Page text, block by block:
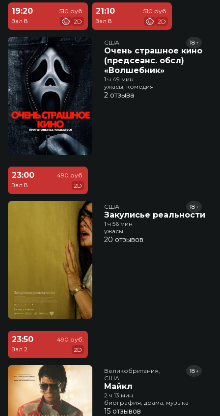
19:20
Зал 8
510 руб.
2D
21:10
Зал 8
510 руб.
2D
США
Очень страшное кино
(предсеанс. обсл)
«Волшебник»
18+
1 ч 49 мин
ужасы, комедия
2 отзыва
23:00
Зал 8
490 руб.
2D
США
Закулисье реальности
18+
1 ч 56 мин
ужасы
20 отзывов
23:50
Зал 2
490 руб.
2D
Великобритания,
США
Майкл
18+
2 ч 13 мин
биография, драма, музыка
15 отзывов